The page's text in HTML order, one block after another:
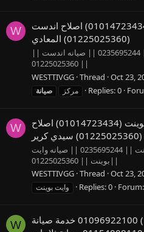
W
اعطال صيانه غسالات اندست (01014723434) اصلاح اندست
(01225025360) المعادي
الوكيل الرسمي المعتمد اندست || 0235695244 || صيانه اندست ||
01225025360 ||
WESTTIVGG Thread Oct 23,
صيانة
مركز Replies: 0
W
اعطال صيانه غسالات وايت بوينت (01014723434) اصلاح
الوكيل الرسمي المعتمد وايت بوينت || 0235695244 || صيانه وايت
بوينت || 01225025360||
WESTTIVGG Thread Oct 23,
وايت بوينت
Replies: 0 Forum:
W
اسرع صيانة توشيبا ( سموحة ) 01096922100 خدمة صيانة